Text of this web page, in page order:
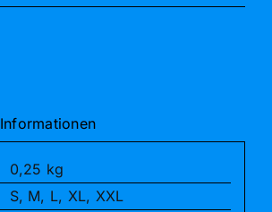
0,25 kg
S, M, L, XL, XXL